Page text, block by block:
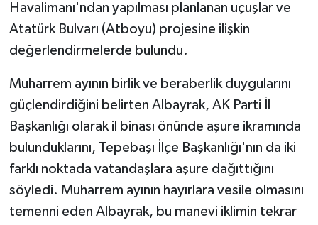
Havalimanı'ndan yapılması planlanan uçuşlar ve
Atatürk Bulvarı (Atboyu) projesine ilişkin
değerlendirmelerde bulundu.
Muharrem ayının birlik ve beraberlik duygularını
güçlendirdiğini belirten Albayrak, AK Parti İl
Başkanlığı olarak il binası önünde aşure ikramında
bulunduklarını, Tepebaşı İlçe Başkanlığı'nın da iki
farklı noktada vatandaşlara aşure dağıttığını
söyledi. Muharrem ayının hayırlara vesile olmasını
temenni eden Albayrak, bu manevi iklimin tekrar